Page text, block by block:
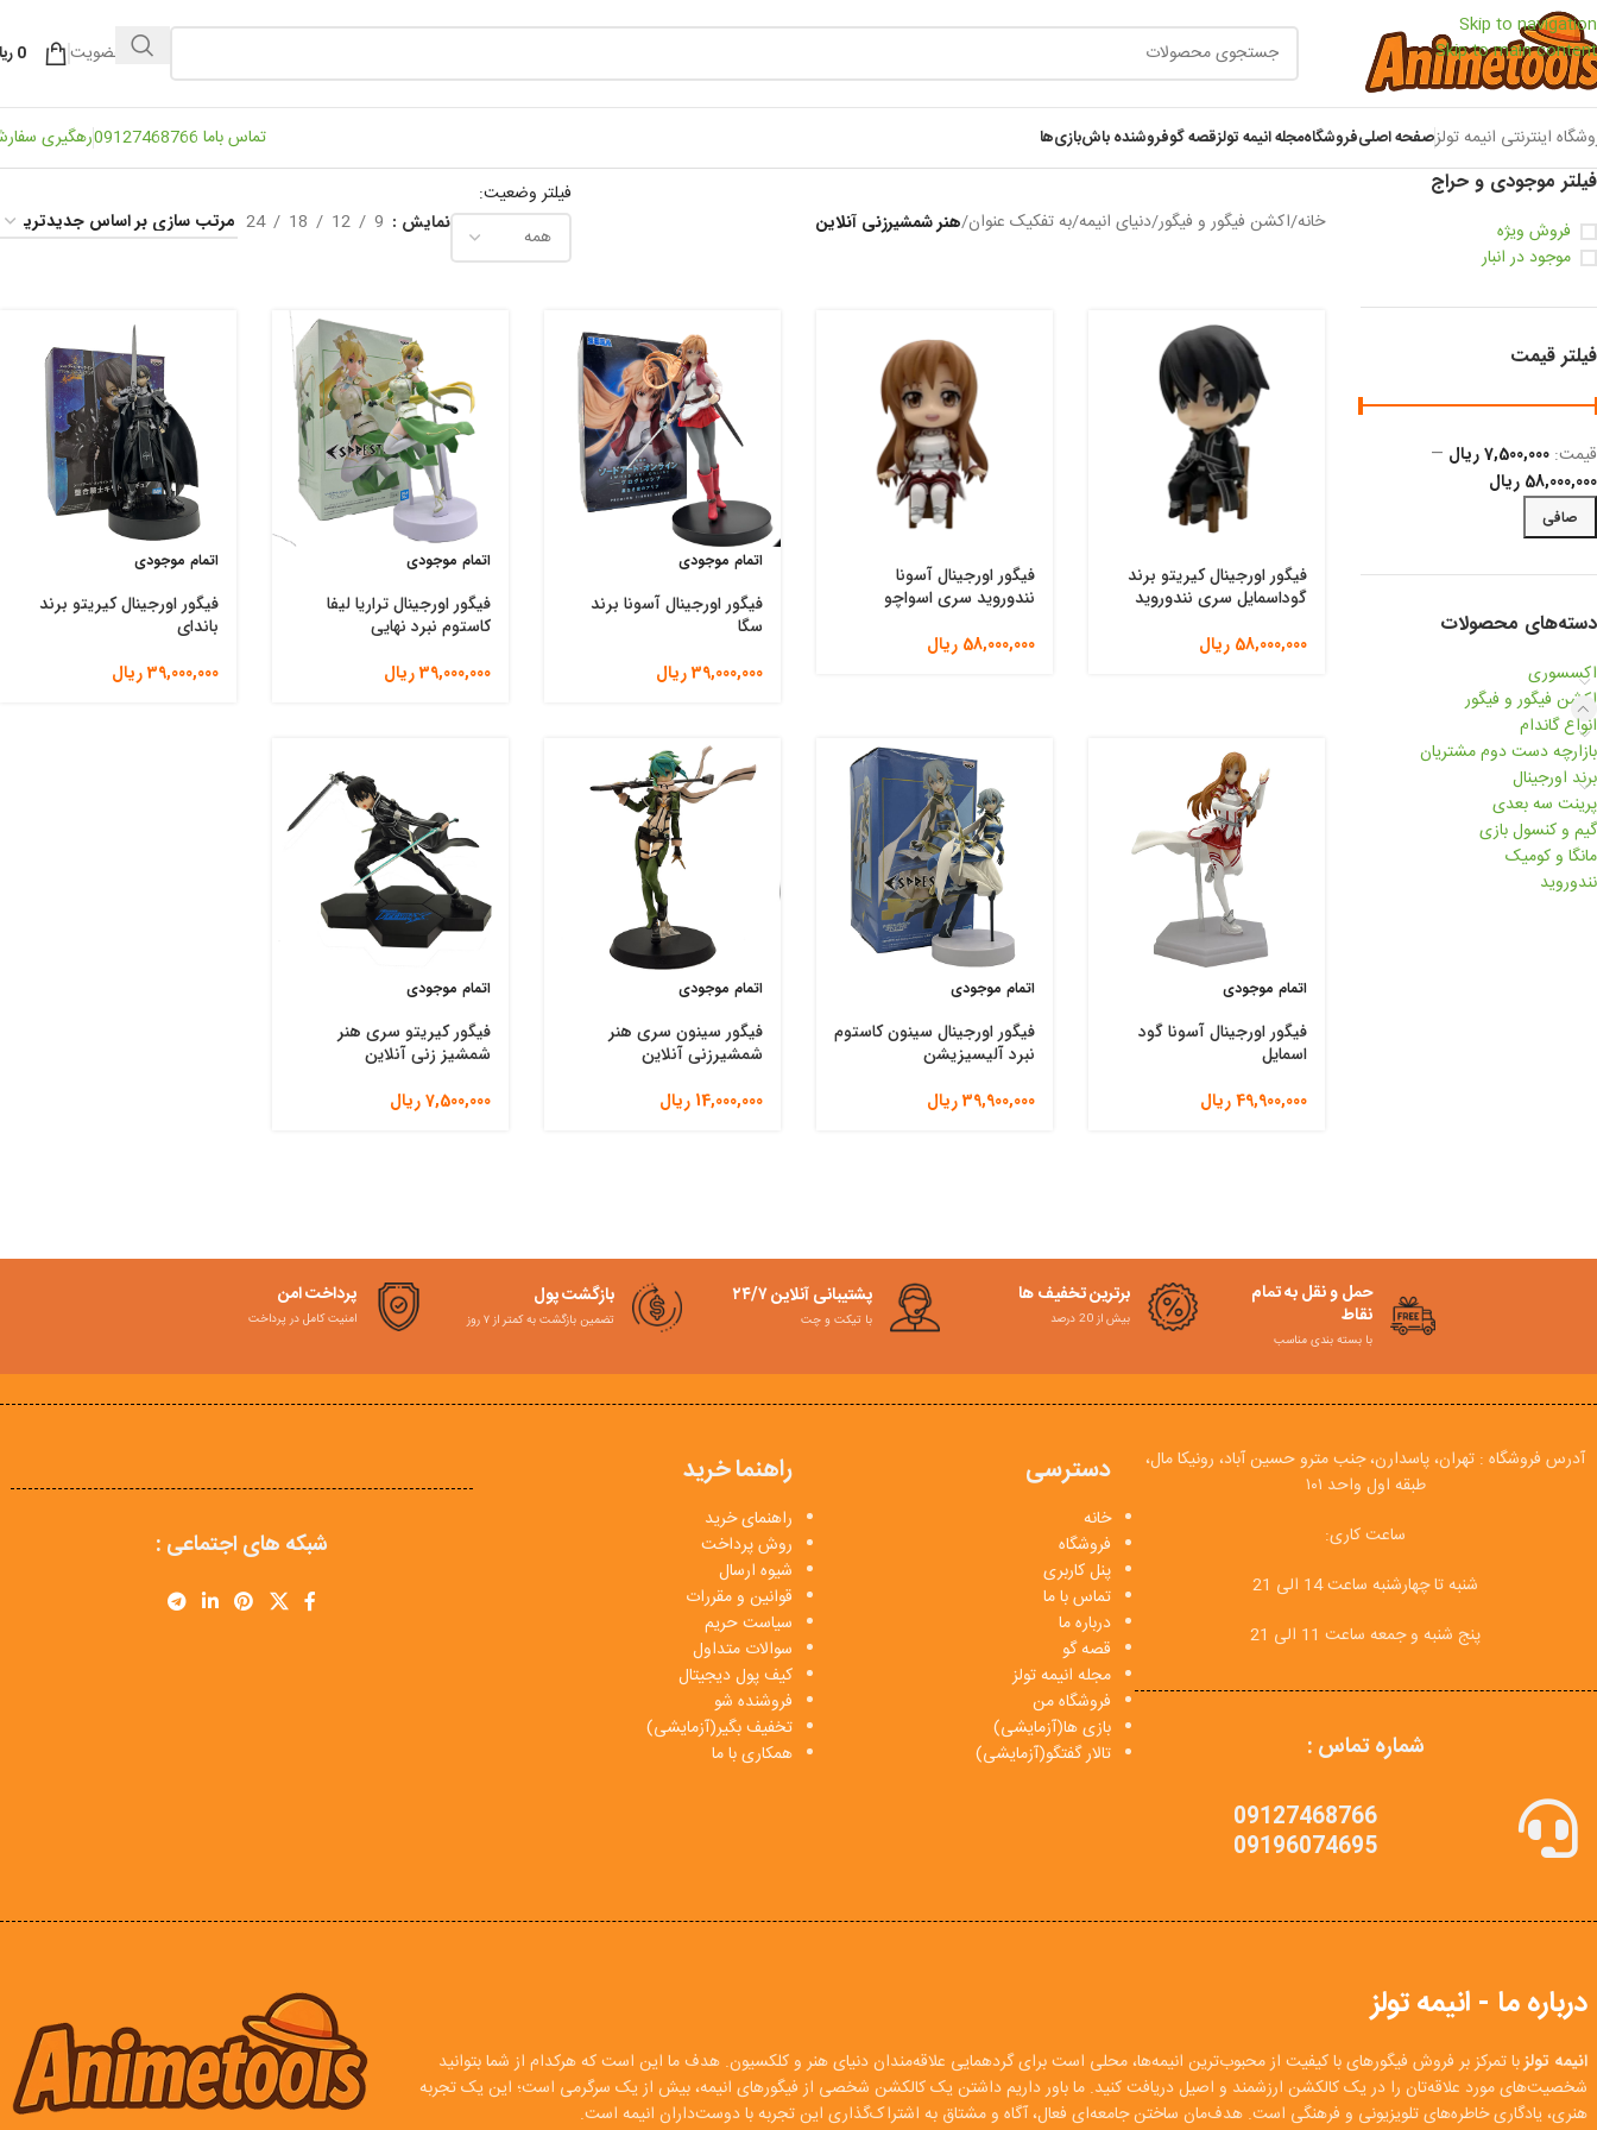
Skip to navigation
Skip to main content
ورود / عضویت 0
اینترنتی انیمه تولزصفحه اصلیفروشگاهمجله انیمه تولزقصه گوفروشنده باشبازی‌ها تماس باما 09127468766 رهگیری
فیلتر موجودی و حراج
فروش ویژه
موجود در انبار
فیلتر قیمت
صافی
قيمت: 7,500,000 ریال —
58,000,000 ریال
دسته‌های محصولات
اکسسوری
اکشن فیگور و فیگور
انواع گاندام
بازارچه دست دوم مشتریان
برند اورجینال
پرینت سه بعدی
گیم و کنسول بازی
مانگا و کومیک
نندوروید
خانه/اکشن فیگور و فیگور/دنیای انیمه/به تفکیک عنوان/هنر شمشیرزنی آنلاین
فیلتر وضعیت:
نمایش 9
12
18
24
فیگور اورجینال کیریتو برند
گوداسمایل سری نندوروید
58,000,000 ریال
فیگور اورجینال آسونا
نندوروید سری اسواچو
58,000,000 ریال
اتمام موجودی
فیگور اورجینال آسونا برند
سگا
39,000,000ریال
اتمام موجودی
فیگور اورجینال تراریا لیفا
کاستوم نبرد نهایی
39,000,000ریال
اتمام موجودی
فیگور اورجینال کیریتو برند
باندای
39,000,000ریال
اتمام موجودی
فیگور اورجینال آسونا گود
اسمایل
49,900,000ریال
اتمام موجودی
فیگور اورجینال سینون کاستوم
نبرد آلیسیزیشن
39,900,000ریال
اتمام موجودی
فیگور سینون سری هنر
شمشیرزنی آنلاین
14,000,000 ریال
اتمام موجودی
فیگور کیریتو سری هنر
شمشیز زنی آنلاین
7,500,000ریال
حمل و نقل به تمام
نقاط
با بسته بندی مناسب
برترین تخفیف ها
بیش از 20 درصد
پشتیبانی آنلاین ۲۴/۷
با تیکت و چت
بازگشت پول
تضمین بازگشت به کمتر از ۷ روز
پرداخت امن
امنیت کامل در پرداخت
آدرس فروشگاه : تهران، پاسدارن، جنب مترو حسین آباد، رونیکا مال،
طبقه اول واحد ۱۰۱
ساعت کاری:
شنبه تا چهارشنبه ساعت 14 الی 21
پنج شنبه و جمعه ساعت 11 الی 21
شماره تماس :
09127468766
09196074695
دسترسی
خانه
فروشگاه
پنل کاربری
تماس با ما
درباره ما
قصه گو
مجله انیمه تولز
فروشگاه من
بازی ها(آزمایشی)
تالار گفتگو(آزمایشی)
راهنما خرید
راهنمای خرید
روش پرداخت
شیوه ارسال
قوانین و مقررات
سیاست حریم
سوالات متداول
کیف پول دیجیتال
فروشنده شو
تخفیف بگیر(آزمایشی)
همکاری با ما
شبکه های اجتماعی :
درباره ما - انیمه تولز
انیمه تولزبا تمرکز بر فروش فیگورهای با کیفیت از محبوب‌ترین انیمه‌ها، محلی است برای گردهمایی علاقه‌مندان دنیای هنر و کلکسیون. هدف ما این است که هرکدام از شما بتوانید
شخصیت‌های مورد علاقه‌تان را در یک کالکشن ارزشمند و اصیل دریافت کنید. ما باور داریم داشتن یک کالکشن شخصی از فیگورهای انیمه، بیش از یک سرگرمی است؛ این یک تجربه
هنری، یادگاری خاطره‌های تلویزیونی و فرهنگی است. هدف‌مان ساختن جامعه‌ای فعال، آگاه و مشتاق به اشتراک‌گذاری این تجربه با دوست‌داران انیمه است.